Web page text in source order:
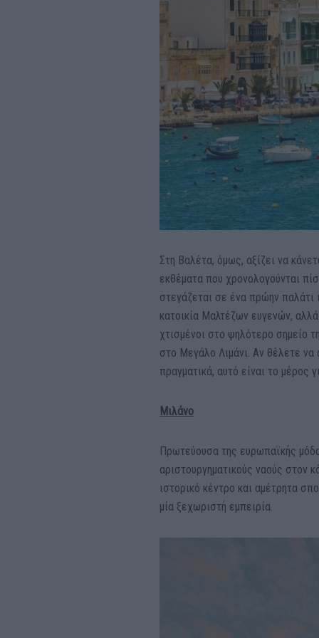
Στη Βαλέτα, όμως, αξίζει να
εκθέματα που χρονολογούνται
στεγάζεται σε ένα πρώην παλάτι
κατοικία Μαλτέζων ευγενών,
χτισμένοι στο ψηλότερο σημείο
στο Μεγάλο Λιμάνι. Αν θέλετε να
πραγματικά, αυτό είναι το μέρος
Μιλάνο
Πρωτεύουσα της ευρωπαϊκής
αριστουργηματικούς ναούς στον
ιστορικό κέντρο και αμέτρητα
μία ξεχωριστή εμπειρία.